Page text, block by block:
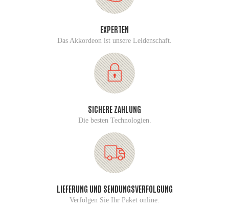
EXPERTEN
Das Akkordeon ist unsere Leidenschaft.
SICHERE ZAHLUNG
Die besten Technologien.
LIEFERUNG UND SENDUNGSVERFOLGUNG
Verfolgen Sie Ihr Paket online.